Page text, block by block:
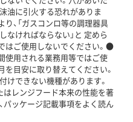
油に引火する恐れがありま
、「ガスコンロ等の調理器具
なければならない」と 定めら
はご使用しないでください。●
使用される業務用等ではご使
目安に取り替えてください。
できない機種があります。
はレンジフード本来の性能を著
パッケージ記載事項をよく読ん